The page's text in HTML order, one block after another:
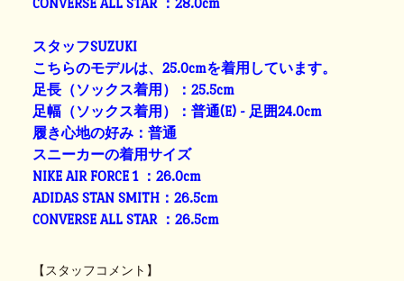
スタッフSUZUKI
こちらのモデルは、25.0cmを着用しています。
足長（ソックス着用）：25.5cm
足幅（ソックス着用）：普通(E) - 足囲24.0cm
履き心地の好み：普通
スニーカーの着用サイズ
NIKE AIR FORCE 1 ：26.0cm
ADIDAS STAN SMITH：26.5cm
CONVERSE ALL STAR ：26.5cm
【スタッフコメント】